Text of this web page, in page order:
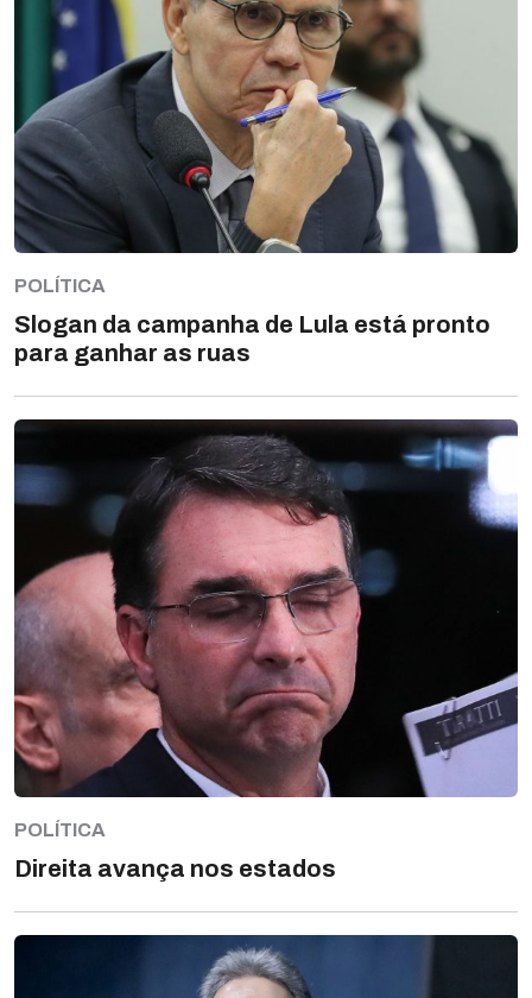
POLÍTICA
Slogan da campanha de Lula está pronto
para ganhar as ruas
POLÍTICA
Direita avança nos estados